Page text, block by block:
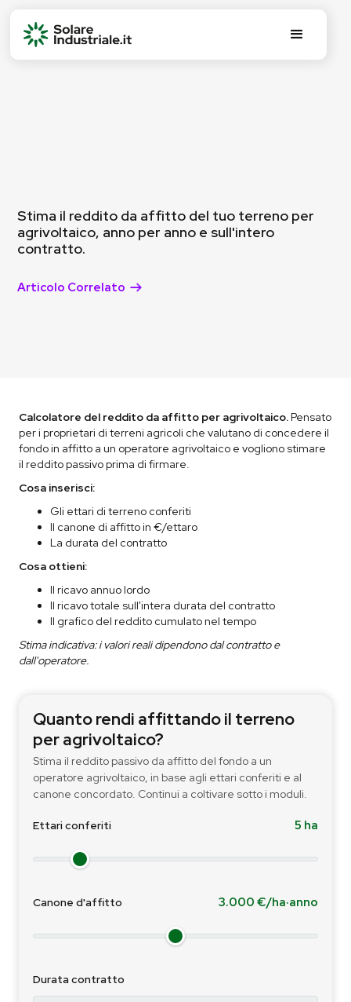
Stima il reddito da affitto del tuo terreno per
agrivoltaico, anno per anno e sull'intero
contratto.
Articolo Correlato
Calcolatore del reddito da affitto per agrivoltaico. Pensato
per i proprietari di terreni agricoli che valutano di concedere il
fondo in affitto a un operatore agrivoltaico e vogliono stimare
il reddito passivo prima di firmare.
Cosa inserisci:
Gli ettari di terreno conferiti
Il canone di affitto in €/ettaro
La durata del contratto
Cosa ottieni:
Il ricavo annuo lordo
Il ricavo totale sull'intera durata del contratto
Il grafico del reddito cumulato nel tempo
Stima indicativa: i valori reali dipendono dal contratto e
dall'operatore.
Quanto rendi affittando il terreno
per agrivoltaico?
Stima il reddito passivo da affitto del fondo a un
operatore agrivoltaico, in base agli ettari conferiti e al
canone concordato. Continui a coltivare sotto i moduli.
Ettari conferiti 5 ha
Canone d'affitto 3.000 €/ha·anno
Durata contratto